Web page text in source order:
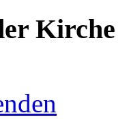
Kirche